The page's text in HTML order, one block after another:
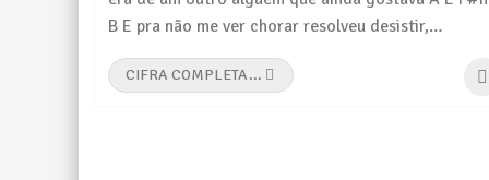
B E pra não me ver chorar resolveu desistir,…
CIFRA COMPLETA...